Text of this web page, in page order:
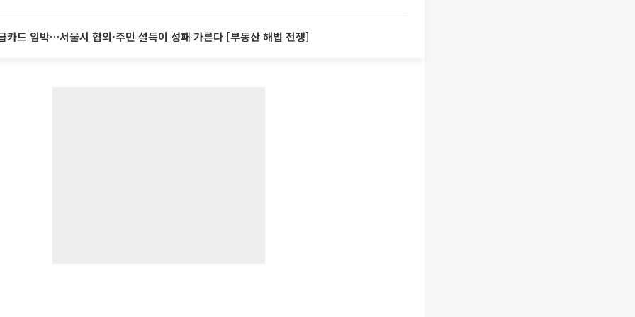
카드 임박…서울시 협의·주민 설득이 성패 가른다 [부동산 해법 전쟁]